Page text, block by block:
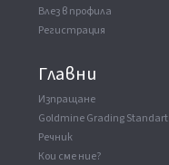
Влез в профила
Регистрация
Главни
Изпращане
Goldmine Grading Standart
Речник
Кои сме ние?